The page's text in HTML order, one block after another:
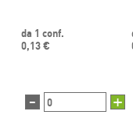
da 1 conf.
0,13 €
- +